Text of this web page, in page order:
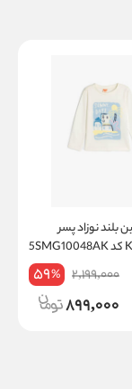
بلند نوزاد پسر
2,199,000
59%
899,000